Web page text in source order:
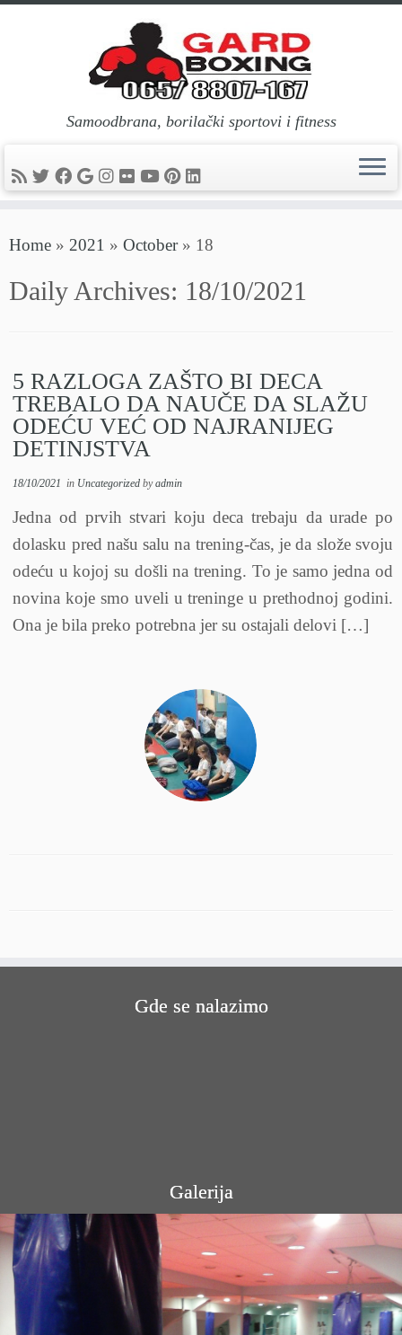
to
Samoodbrana, borilački sportovi i fitness
Home » 2021 » October » 18
Daily Archives: 18/10/2021
5 RAZLOGA ZAŠTO BI DECA
TREBALO DA NAUČE DA SLAŽU
ODEĆU VEĆ OD NAJRANIJEG
DETINJSTVA
18/10/2021 in Uncategorizedbyadmin
Jedna od prvih stvari koju deca trebaju da urade po
dolasku pred našu salu na trening-čas, je da slože svoju
odeću u kojoj su došli na trening. To je samo jedna od
novina koje smo uveli u treninge u prethodnoj godini.
Ona je bila preko potrebna jer su ostajali delovi […]
Gde se nalazimo
Galerija